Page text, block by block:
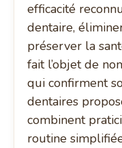
efficacité
dentaire,
préserver la
fait l’objet de
qui confirment
dentaires
combinent
routine